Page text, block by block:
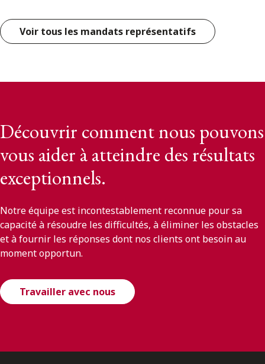
Voir tous les mandats représentatifs
Découvrir comment nous pouvons
vous aider à atteindre des résultats
exceptionnels.
Notre équipe est incontestablement reconnue pour sa
capacité à résoudre les difficultés, à éliminer les obstacles
et à fournir les réponses dont nos clients ont besoin au
moment opportun.
Travailler avec nous